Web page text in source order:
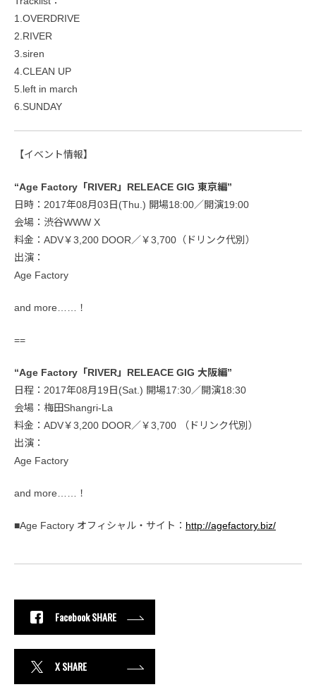
1.OVERDRIVE
2.RIVER
3.siren
4.CLEAN UP
5.left in march
6.SUNDAY
【イベント情報】
“Age Factory「RIVER」RELEACE GIG 東京編”
日時：2017年08月03日(Thu.) 開場18:00／開演19:00
会場：渋谷WWW X
料金：ADV￥3,200 DOOR／￥3,700（ドリンク代別）
出演：
Age Factory
and more……！
==
“Age Factory「RIVER」RELEACE GIG 大阪編”
日程：2017年08月19日(Sat.) 開場17:30／開演18:30
会場：梅田Shangri-La
料金：ADV￥3,200 DOOR／￥3,700 （ドリンク代別）
出演：
Age Factory
and more……！
■Age Factory オフィシャル・サイト： http://agefactory.biz/
Facebook SHARE
X SHARE